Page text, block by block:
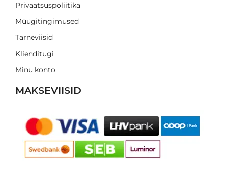
Privaatsuspoliitika
Müügitingimused
Tarneviisid
Klienditugi
Minu konto
MAKSEVIISID